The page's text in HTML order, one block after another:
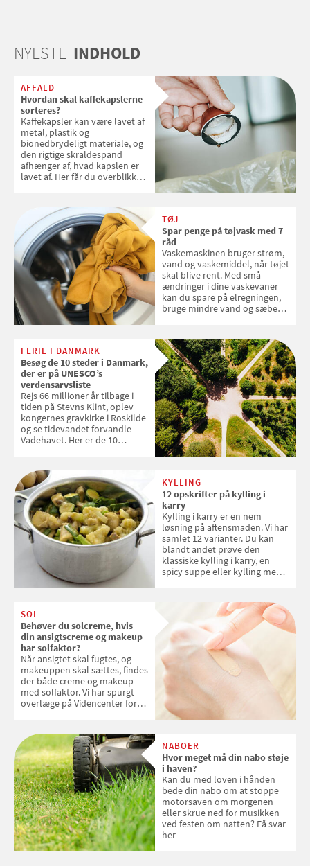
NYESTE INDHOLD
AFFALD
Hvordan skal kaffekapslerne
sorteres?
Kaffekapsler kan være lavet af
metal, plastik og
bionedbrydeligt materiale, og
den rigtige skraldespand
afhænger af, hvad kapslen er
lavet af. Her får du overblikket
TØJ
Spar penge på tøjvask med 7
råd
Vaskemaskinen bruger strøm,
vand og vaskemiddel, når tøjet
skal blive rent. Med små
ændringer i dine vaskevaner
kan du spare på elregningen,
bruge mindre vand og sæbe
enkle råd til at spare penge på
tøjvasken
FERIE I DANMARK
Besøg de 10 steder i Danmark,
der er på UNESCO’s
verdensarvsliste
Rejs 66 millioner år tilbage i
tiden på Stevns Klint, oplev
kongernes gravkirke i Roskilde
og se tidevandet forvandle
Vadehavet. Her er de 10
KYLLING
12 opskrifter på kylling i
karry
Kylling i karry er en nem
løsning på aftensmaden. Vi har
samlet 12 varianter. Du kan
blandt andet prøve den
klassiske kylling i karry, en
spicy suppe eller kylling med
SOL
Behøver du solcreme, hvis
din ansigtscreme og makeup
har solfaktor?
Når ansigtet skal fugtes, og
makeuppen skal sættes, findes
der både creme og makeup
med solfaktor. Vi har spurgt
overlæge på Videncenter for
med SPF kan erstatte
solcreme, når man bevæger
sig ud i solen
NABOER
Hvor meget må din nabo støje
i haven?
Kan du med loven i hånden
bede din nabo om at stoppe
motorsaven om morgenen
eller skrue ned for musikken
ved festen om natten? Få svar
her